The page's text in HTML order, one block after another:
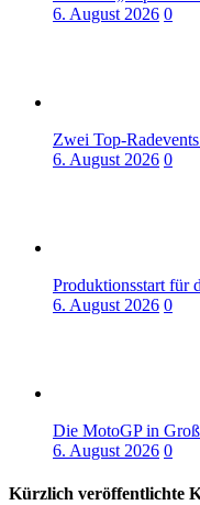
6. August 2026 0
Zwei Top-
6. August 2026 0
Produktionsstart für
6. August 2026 0
Die MotoGP in
6. August 2026 0
Kürzlich veröffentlichte